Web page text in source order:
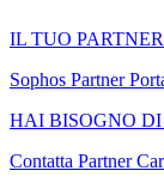
IL TUO
Sophos Partner
HAI BISOGNO
Contatta Partner